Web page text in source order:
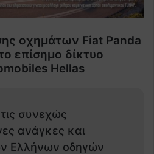
οχημάτων Fiat Panda
επίσημο δίκτυο
Hellas
συνεχώς
ανάγκες και
Ελλήνων οδηγών